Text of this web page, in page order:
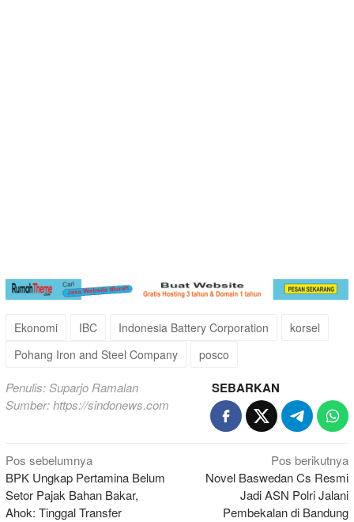
Ekonomi IBC Indonesia Battery Corporation
korsel
Pohang Iron and Steel Company
posco
Penulis: Suparjo Ramalan
Sumber:https://sindonews.com
SEBARKAN
Navigasi
pos
Pos sebelumnya
BPK Ungkap Pertamina Belum
Setor Pajak Bahan Bakar,
Ahok: Tinggal Transfer
Pos berikutnya
Novel Baswedan Cs Resmi
Jadi ASN Polri Jalani
Pembekalan di Bandung